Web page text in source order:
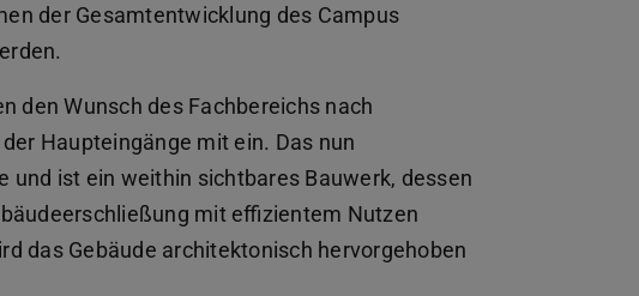
der Gesamtentwicklung des Campus
den Wunsch des Fachbereichs nach
Haupteingänge mit ein. Das nun
ist ein weithin sichtbares Bauwerk, dessen
mit effizientem Nutzen
das Gebäude architektonisch hervorgehoben